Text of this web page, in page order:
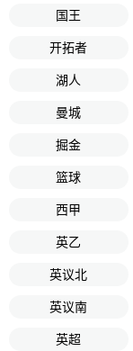
国王
开拓者
湖人
曼城
掘金
篮球
西甲
英乙
英议北
英议南
英超